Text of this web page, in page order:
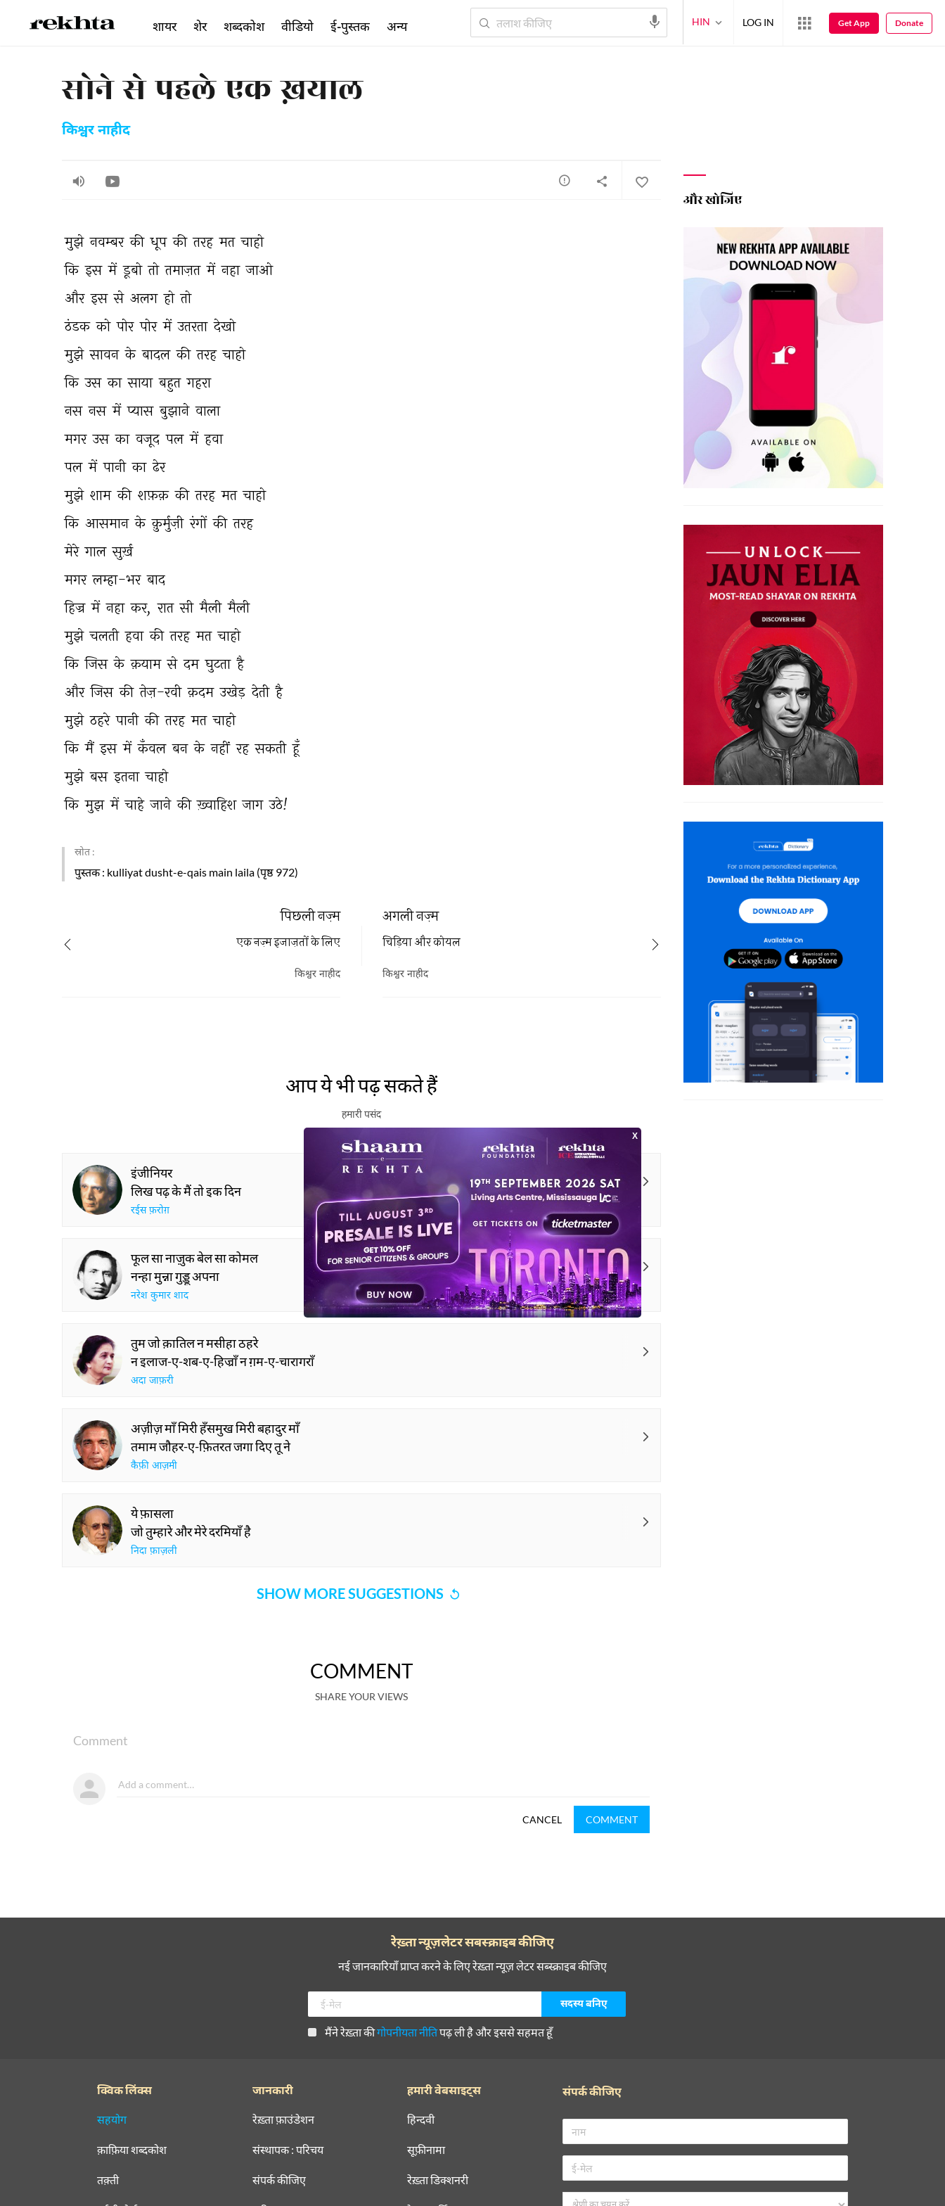
सोने से पहले एक ख़याल
किश्वर नाहीद
मुझे नवम्बर की धूप की तरह मत चाहो
कि इस में डूबो तो तमाज़त में नहा जाओ
और इस से अलग हो तो
ठंडक को पोर पोर में उतरता देखो
मुझे सावन के बादल की तरह चाहो
कि उस का साया बहुत गहरा
नस नस में प्यास बुझाने वाला
मगर उस का वजूद पल में हवा
पल में पानी का ढेर
मुझे शाम की शफ़क़ की तरह मत चाहो
कि आसमान के क़ुर्मुज़ी रंगों की तरह
मेरे गाल सुर्ख़
मगर लम्हा-भर बाद
हिज्र में नहा कर, रात सी मैली मैली
मुझे चलती हवा की तरह मत चाहो
कि जिस के क़याम से दम घुटता है
और जिस की तेज़-रवी क़दम उखेड़ देती है
मुझे ठहरे पानी की तरह मत चाहो
कि मैं इस में कँवल बन के नहीं रह सकती हूँ
मुझे बस इतना चाहो
कि मुझ में चाहे जाने की ख़्वाहिश जाग उठे!
THIS VIDEO IS PLAYING FROM YOUTUBE
स्रोत :
पुस्तक: kulliyat dusht-e-qais main laila (पृष्ठ 972)
अगली नज़्म
चिड़िया और कोयल
किश्वर नाहीद
पिछली नज़्म
एक नज़्म इजाज़तों के लिए
किश्वर नाहीद
आप ये भी पढ़ सकते हैं
हमारी पसंद
इंजीनियर
लिख पढ़ के मैं तो इक दिन
रईस फ़रोग़
फूल सा नाज़ुक बेल सा कोमल
नन्हा मुन्ना गुड्डू अपना
नरेश कुमार शाद
तुम जो क़ातिल न मसीहा ठहरे
न इलाज-ए-शब-ए-हिज्राँ न ग़म-ए-चारागराँ
अदा जाफ़री
अज़ीज़ माँ मिरी हँसमुख मिरी बहादुर माँ
तमाम जौहर-ए-फ़ितरत जगा दिए तू ने
कैफ़ी आज़मी
ये फ़ासला
जो तुम्हारे और मेरे दरमियाँ है
निदा फ़ाज़ली
SHOW MORE SUGGESTIONS
COMMENT
SHARE YOUR VIEWS
Comment
CANCEL COMMENT
और खोजिए
शायर शेर शब्दकोश वीडियो ई-पुस्तक अन्य HIN LOG IN Get App Donate
रेख़्ता न्यूज़लेटर सबस्क्राइब कीजिए
नई जानकारियाँ प्राप्त करने के लिए रेख़्ता न्यूज़ लेटर सब्स्क्राइब कीजिए
मैंने रेख़्ता कीगोपनीयता नीतिपढ़ ली है और इससे सहमत हूँ
क्विक लिंक्स
सहयोग
क़ाफ़िया शब्दकोश
तक़्ती
जानकारी
रेख़्ता फ़ाउंडेशन
संस्थापक : परिचय
संपर्क कीजिए
हमारी वेबसाइट्स
हिन्दवी
सूफ़ीनामा
रेख़्ता डिक्शनरी
संपर्क कीजिए